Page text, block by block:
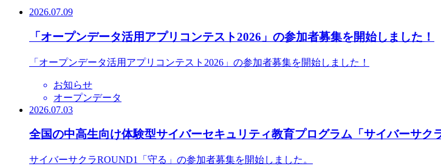
2026.07.09
「オープンデータ活用アプリコンテスト2026」の参加者募集を開始しました！
「オープンデータ活用アプリコンテスト2026」の参加者募集を開始しました！
お知らせ
オープンデータ
2026.07.03
全国の中高生向け体験型サイバーセキュリティ教育プログラム「サイバーサク
サイバーサクラROUND1「守る」の参加者募集を開始しました。